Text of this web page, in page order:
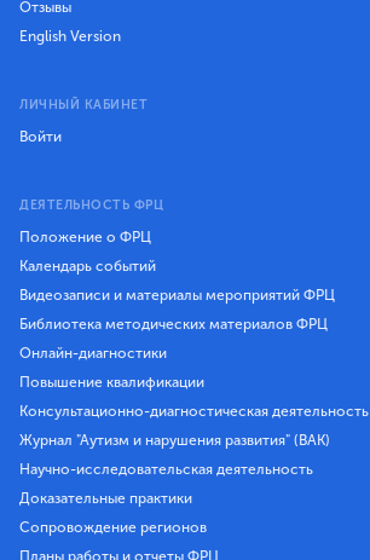
Отзывы
English Version
ЛИЧНЫЙ КАБИНЕТ
Войти
ДЕЯТЕЛЬНОСТЬ ФРЦ
Положение о ФРЦ
Календарь событий
Видеозаписи и материалы мероприятий ФРЦ
Библиотека методических материалов ФРЦ
Онлайн-диагностики
Повышение квалификации
Консультационно-диагностическая деятельность
Журнал "Аутизм и нарушения развития" (ВАК)
Научно-исследовательская деятельность
Доказательные практики
Сопровождение регионов
Планы работы и отчеты ФРЦ